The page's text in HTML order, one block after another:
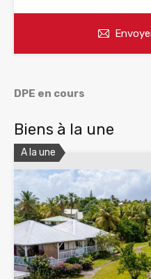
DPE en cours
Biens à la une
A la une